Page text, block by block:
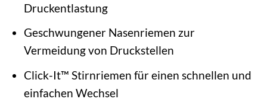
Druckentlastung
Geschwungener Nasenriemen zur
Vermeidung von Druckstellen
Click-It™ Stirnriemen für einen schnellen und
einfachen Wechsel